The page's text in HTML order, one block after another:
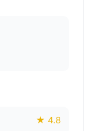
★ 4.8